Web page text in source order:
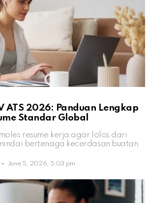
ATS 2026: Panduan Lengkap
Standar Global
resume kerja agar lolos dari
bertenaga kecerdasan buatan.
June 5, 2026, 5:03 pm